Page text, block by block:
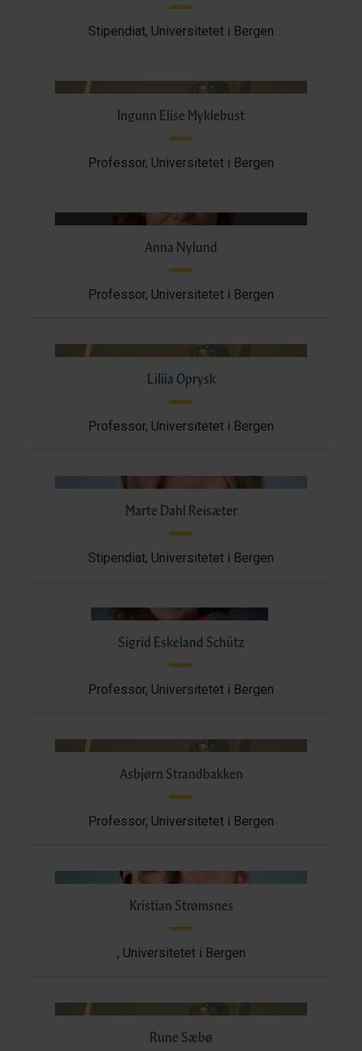
Stipendiat, Universitetet i Bergen
Ingunn Elise Myklebust
Professor, Universitetet i Bergen
Anna Nylund
Professor, Universitetet i Bergen
Liliia Oprysk
Professor, Universitetet i Bergen
Marte Dahl Reisæter
Stipendiat, Universitetet i Bergen
Sigrid Eskeland Schütz
Professor, Universitetet i Bergen
Asbjørn Strandbakken
Professor, Universitetet i Bergen
Kristian Strømsnes
, Universitetet i Bergen
Rune Sæbø